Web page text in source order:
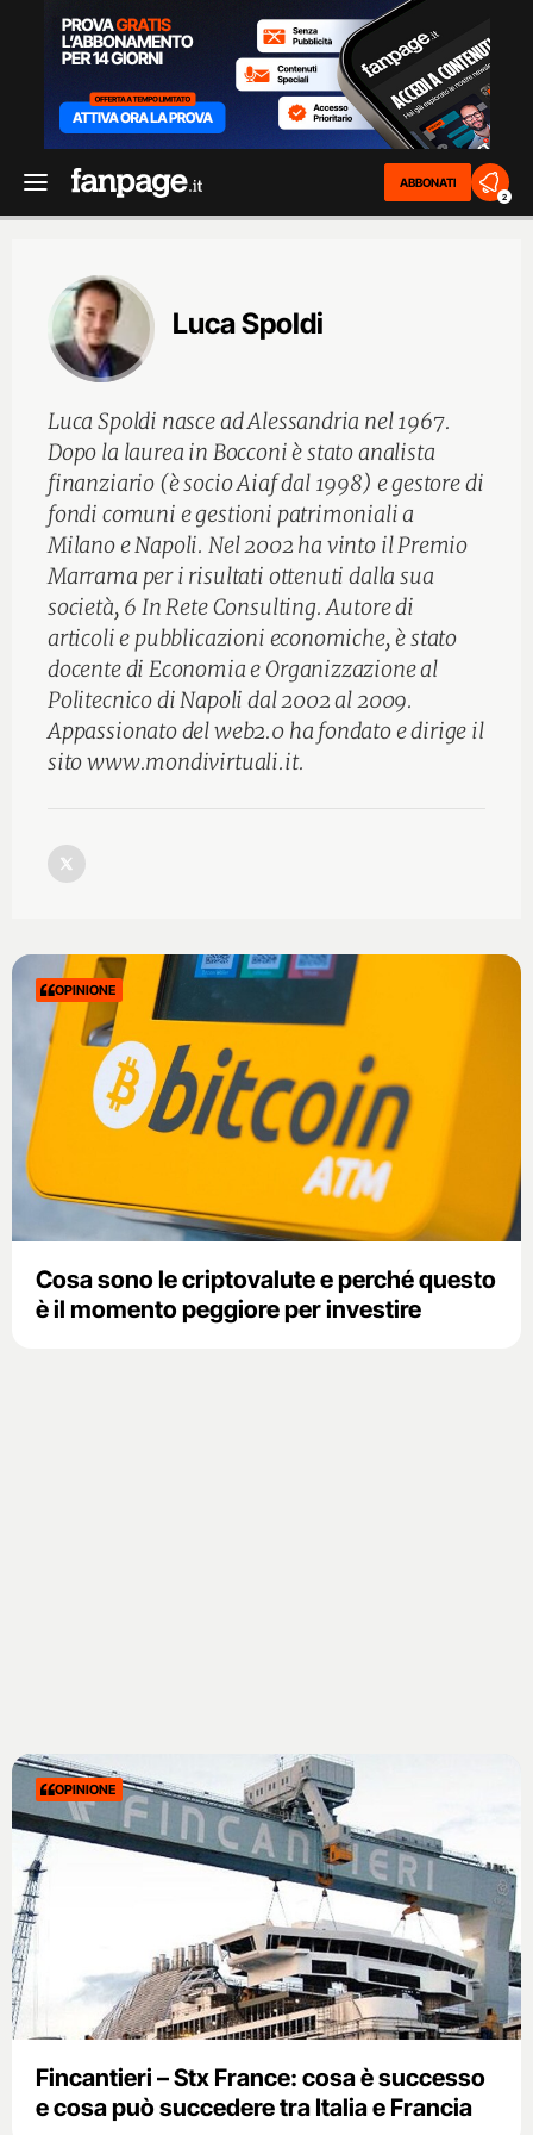
ABBONATI
2
Luca Spoldi
Luca Spoldi nasce ad Alessandria nel 1967.
Dopo la laurea in Bocconi è stato analista
finanziario (è socio Aiaf dal 1998) e gestore di
fondi comuni e gestioni patrimoniali a
Milano e Napoli. Nel 2002 ha vinto il Premio
Marrama per i risultati ottenuti dalla sua
società, 6 In Rete Consulting. Autore di
articoli e pubblicazioni economiche, è stato
docente di Economia e Organizzazione al
Politecnico di Napoli dal 2002 al 2009.
Appassionato del web2.0 ha fondato e dirige il
sito www.mondivirtuali.it.
OPINIONE
Cosa sono le criptovalute e perché questo
è il momento peggiore per investire
OPINIONE
Fincantieri – Stx France: cosa è successo
e cosa può succedere tra Italia e Francia